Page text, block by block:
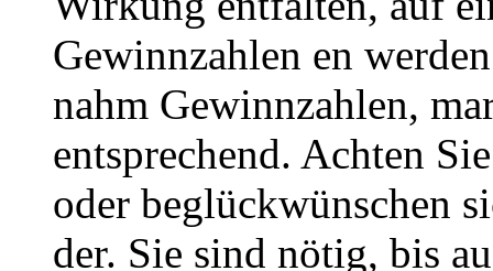
Gewinnzahlen en
nahm Gewinnzahlen,
entsprechend. Achten
oder beglückwünschen
der. Sie sind nötig, bis